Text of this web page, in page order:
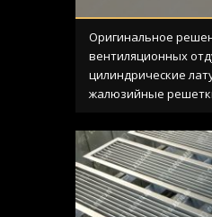
Материал-
Отделка-
направленной
Узор- Щелевой
Конструкция- С
Оригинальное
вентиляционных
цилиндрические
жалюзийные